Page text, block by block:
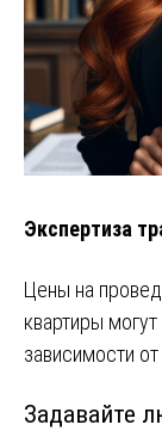
Экспертиза
Цены на
квартиры
зависимости от
Задавайте